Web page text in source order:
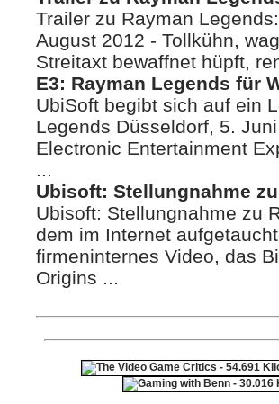
Trailer zu Rayman
August 2012 - Tollkühn,
Streitaxt bewaffnet hüpft,
E3: Rayman Legends für
UbiSoft begibt sich auf ein
Legends Düsseldorf, 5.
Electronic Entertainment
...
Ubisoft: Stellungnahme
Ubisoft: Stellungnahme zu
dem im Internet
firmeninternes Video, das
Origins ...